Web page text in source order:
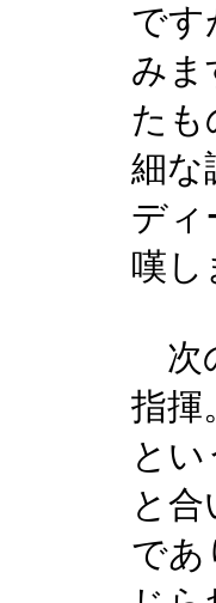
です
みま
たも
細な
ディ
嘆し
次
指揮
と
と
であ